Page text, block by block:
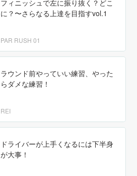
フィニッシュで左に振り抜く？どこ
に？〜さらなる上達を目指すvol.1
PAR RUSH 01
ラウンド前やっていい練習、やった
らダメな練習！
REI
ドライバーが上手くなるには下半身
が大事！